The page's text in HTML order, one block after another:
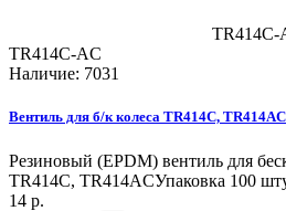
TR414C-
TR414C-AC
Наличие: 7031
Вентиль для б/к колеса TR414C, TR414AC
Резиновый (EPDM) вентиль для
TR414C, TR414ACУпаковка 100
14 р.